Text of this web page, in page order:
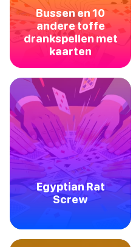
Bussen en 10
andere toffe
drankspellen met
kaarten
Egyptian Rat
Screw